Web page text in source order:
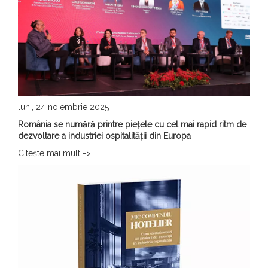
luni, 24 noiembrie 2025
România se numără printre piețele cu cel mai rapid ritm de
dezvoltare a industriei ospitalității din Europa
Citește mai mult ->